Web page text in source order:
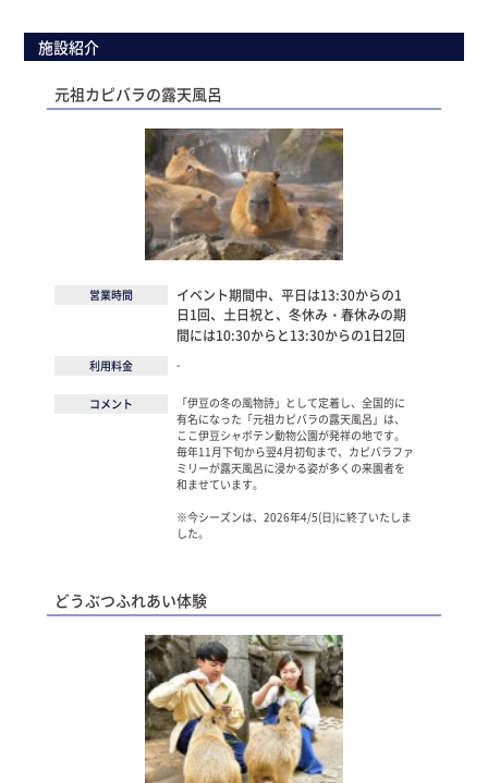
施設紹介
元祖カピバラの露天風呂
営業時間
イベント期間中、平日は13:30からの1
日1回、土日祝と、冬休み・春休みの期
間には10:30からと13:30からの1日2回
利用料金 -
コメント
「伊豆の冬の風物詩」として定着し、全国的に
有名になった「元祖カピバラの露天風呂」は、
ここ伊豆シャボテン動物公園が発祥の地です。
毎年11月下旬から翌4月初旬まで、カピバラファ
ミリーが露天風呂に浸かる姿が多くの来園者を
和ませています。
※今シーズンは、2026年4/5(日)に終了いたしま
した。
どうぶつふれあい体験